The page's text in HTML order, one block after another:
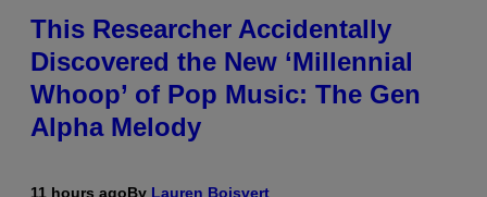
This Researcher Accidentally
Discovered the New ‘Millennial
Whoop’ of Pop Music: The Gen
Alpha Melody
11 hours agoBy Lauren Boisvert